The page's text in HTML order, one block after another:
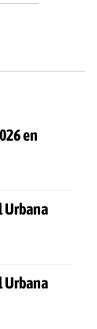
en
Urbana
Urbana